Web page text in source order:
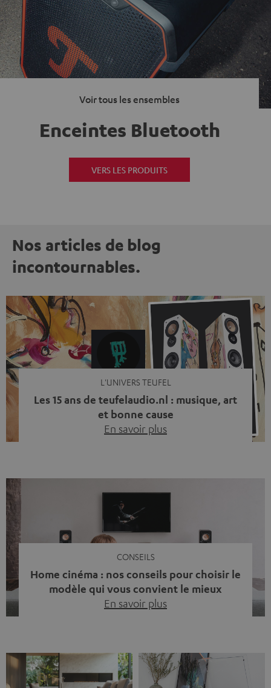
Voir tous les ensembles
Enceintes Bluetooth
VERS LES PRODUITS
Nos articles de blog
incontournables.
L'UNIVERS TEUFEL
Les 15 ans de teufelaudio.nl : musique, art
et bonne cause
En savoir plus
quelque chose qui reflète ce que représente Teufel :
célébrer le pouvoir du son et redonner quelque chose à
la société. La musique fait bien plus que simplement
sonner bien. […]
CONSEILS
Home cinéma : nos conseils pour choisir le
modèle qui vous convient le mieux
En savoir plus
dialogue est couvert par un bruit de fond… et adieu
l’immersion. Rassurez-vous, on a tous vécu ça. Mais la